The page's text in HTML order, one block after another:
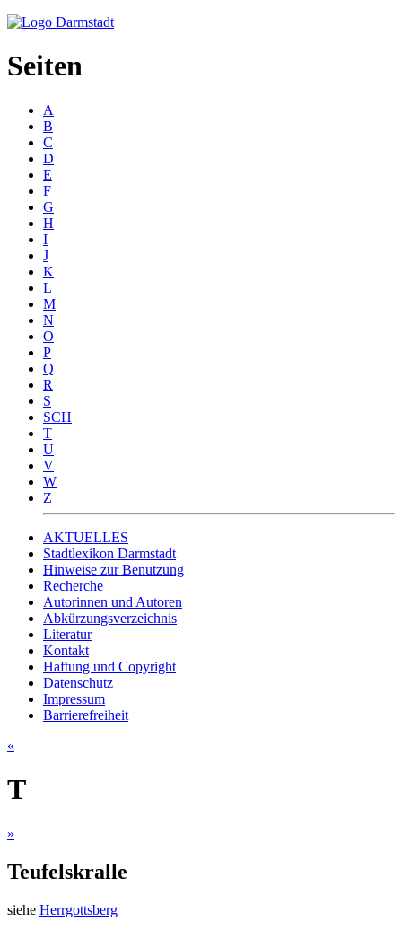
Seiten
A
B
C
D
E
F
G
H
I
J
K
L
M
N
O
P
Q
R
S
SCH
T
U
V
W
Z
AKTUELLES
Stadtlexikon Darmstadt
Hinweise zur Benutzung
Recherche
Autorinnen und Autoren
Abkürzungsverzeichnis
Literatur
Kontakt
Haftung und Copyright
Datenschutz
Impressum
Barrierefreiheit
«
T
»
Teufelskralle
siehe Herrgottsberg